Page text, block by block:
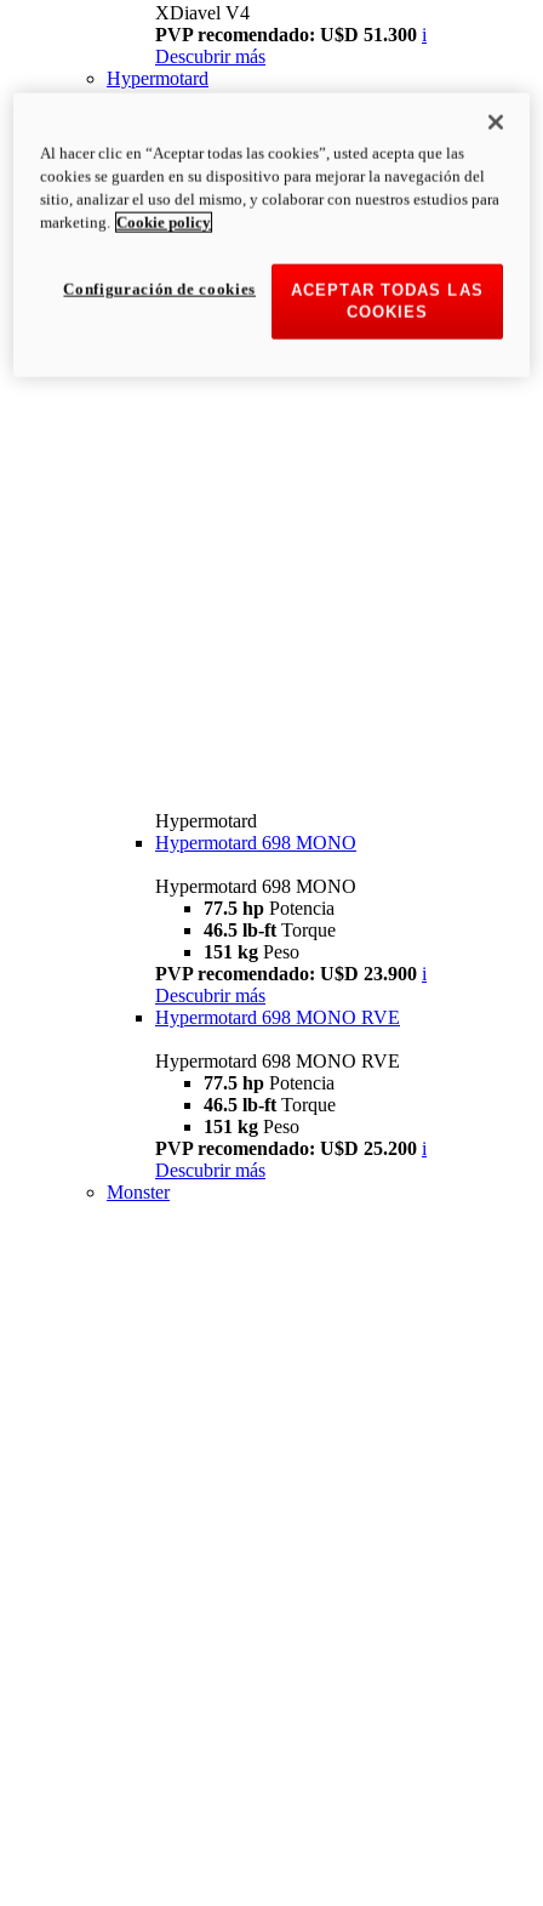
XDiavel V4
PVP recomendado: U$D 51.300 i
Descubrir más
Hypermotard
Hypermotard
Hypermotard 698 MONO
Hypermotard 698 MONO
77.5 hp Potencia
46.5 lb-ft Torque
151 kg Peso
PVP recomendado: U$D 23.900 i
Descubrir más
Hypermotard 698 MONO RVE
Hypermotard 698 MONO RVE
77.5 hp Potencia
46.5 lb-ft Torque
151 kg Peso
PVP recomendado: U$D 25.200 i
Descubrir más
Monster
Al hacer clic en “Aceptar todas las cookies”, usted acepta que las
cookies se guarden en su dispositivo para mejorar la navegación del
sitio, analizar el uso del mismo, y colaborar con nuestros estudios para
marketing. Cookie policy
ACEPTAR TODAS LAS
COOKIES
Configuración de cookies